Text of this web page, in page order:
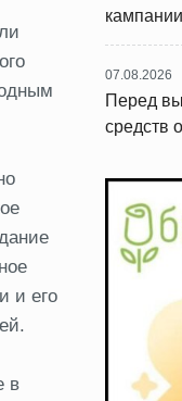
и его
в
07.08.2026
Перед
средств